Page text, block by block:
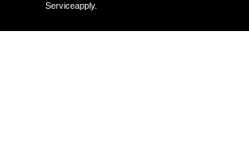
Serviceapply.